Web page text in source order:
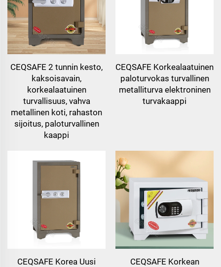
CEQSAFE 2 tunnin kesto,
kaksoisavain,
korkealaatuinen
turvallisuus, vahva
metallinen koti, rahaston
sijoitus, paloturvallinen
kaappi
CEQSAFE Korkealaatuinen
paloturvokas turvallinen
metalliturva elektroninen
turvakaappi
CEQSAFE Korea Uusi
CEQSAFE Korkean